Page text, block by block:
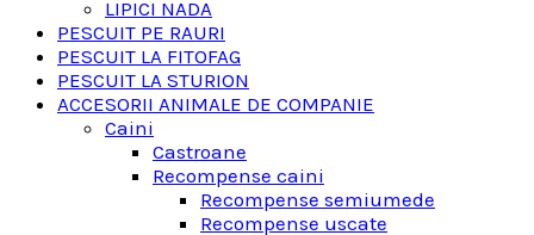
LIPICI NADA
PESCUIT PE RAURI
PESCUIT LA FITOFAG
PESCUIT LA STURION
ACCESORII ANIMALE DE COMPANIE
Caini
Castroane
Recompense caini
Recompense semiumede
Recompense uscate